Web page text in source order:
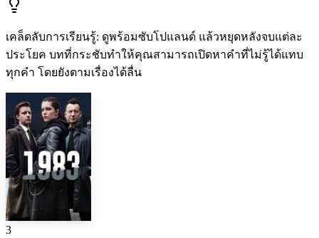
เคล็ดลับการเรียนรู้: ดูพร้อมซับโปแลนด์ แล้วหยุดหลังจบแต่ละ
ประโยค บทที่กระชับทำให้คุณสามารถเปิดหาคำที่ไม่รู้ได้แทบ
ทุกคำ โดยยังตามเรื่องได้ลื่น
3